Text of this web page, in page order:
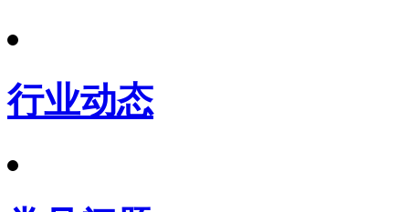
行业动态